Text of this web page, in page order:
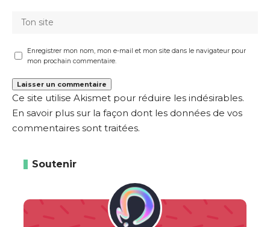
Enregistrer mon nom, mon e-mail et mon site dans le navigateur pour
mon prochain commentaire.
Ce site utilise Akismet pour réduire les indésirables.
En savoir plus sur la façon dont les données de vos
commentaires sont traitées.
Soutenir